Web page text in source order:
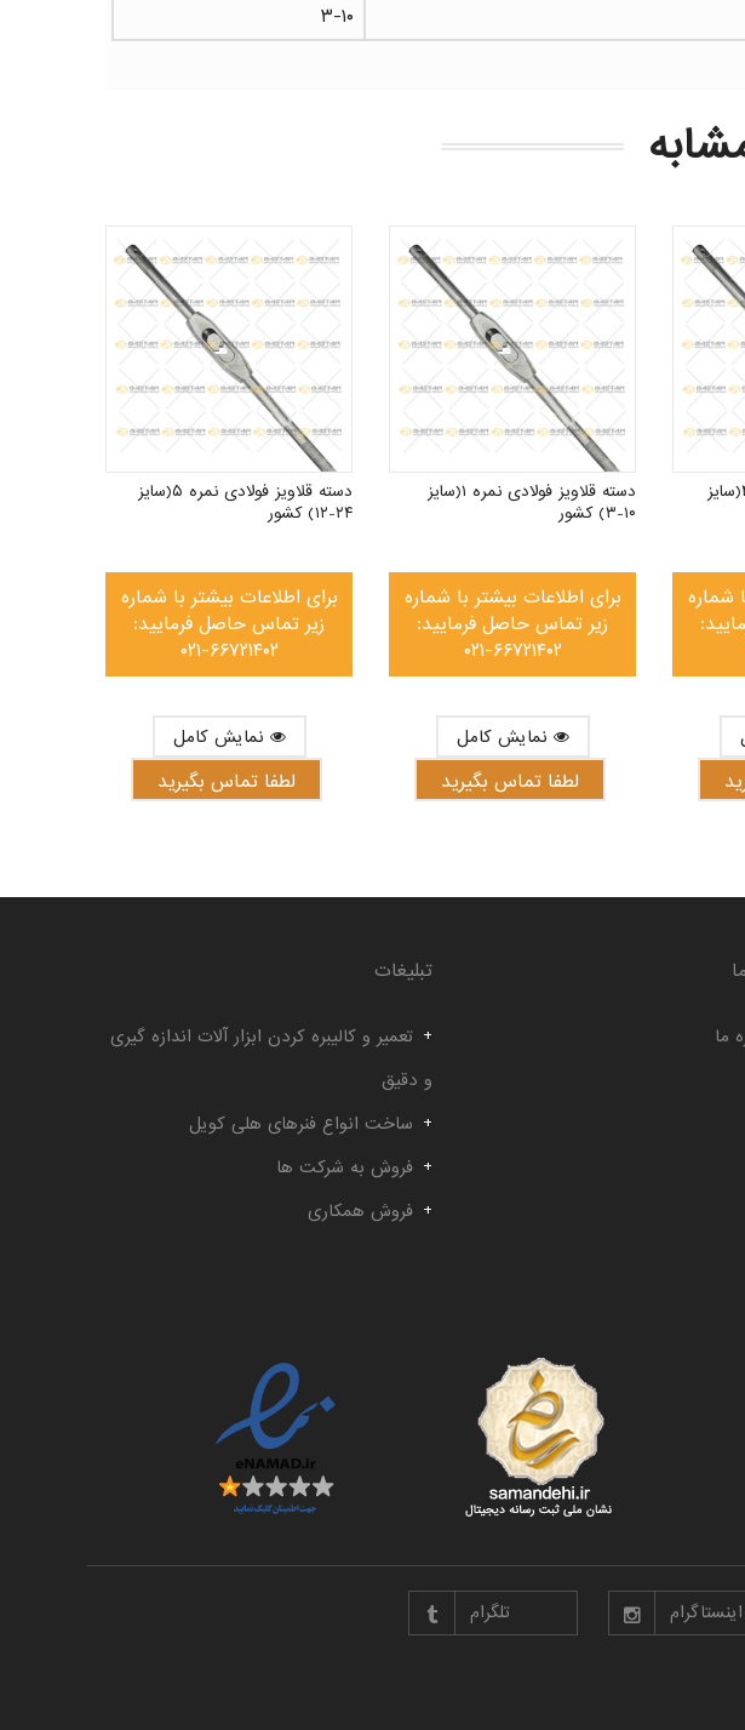
۳-۱۰
دسته قلاویز فولادی نمره ۵(سایز
۲۴-۱۲) کشور
برای اطلاعات بیشتر با شماره
زیر تماس حاصل فرمایید:
۰۲۱-۶۶۷۲۱۴۰۲
لطفا تماس بگیرید
دسته قلاویز فولادی نمره ۱(سایز
۱۰-۳) کشور
برای اطلاعات بیشتر با شماره
زیر تماس حاصل فرمایید:
۰۲۱-۶۶۷۲۱۴۰۲
لطفا تماس بگیرید
دسته قلاویز فولادی نمره ۴(سایز
شماره
ما
تبلیغات
تعمیر و کالیبره کردن ابزار آلات اندازه گیری
و دقیق
ساخت انواع فنرهای هلی کویل
فروش به شرکت ها
فروش همکاری
اینستاگرام تلگرام